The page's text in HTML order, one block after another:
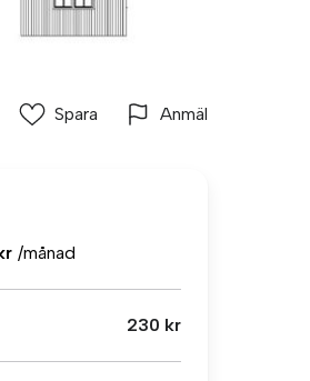
Spara Anmäl
/månad
230 kr